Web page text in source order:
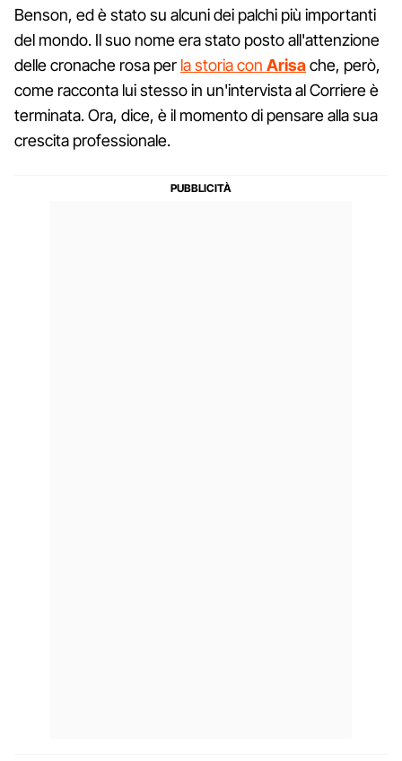
Benson, ed è stato su alcuni dei palchi più importanti
del mondo. Il suo nome era stato posto all'attenzione
delle cronache rosa per la storia con Arisache, però,
come racconta lui stesso in un'intervista al Corriere è
terminata. Ora, dice, è il momento di pensare alla sua
crescita professionale.